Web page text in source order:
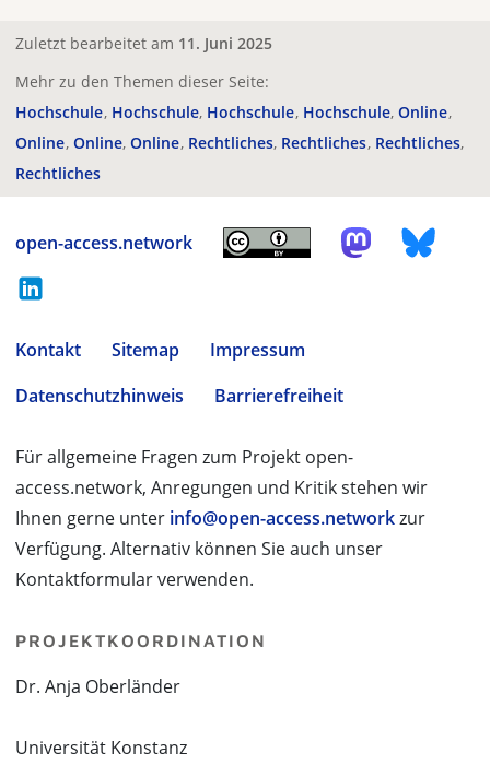
Zuletzt bearbeitet am 11. Juni 2025
Mehr zu den Themen dieser Seite:
Hochschule Hochschule Hochschule Hochschule Online
Online Online Online Rechtliches Rechtliches Rechtliches
Rechtliches
open-access.network
Kontakt Sitemap
Impressum
Datenschutzhinweis
Barrierefreiheit
Für allgemeine Fragen zum Projekt open-
access.network, Anregungen und Kritik stehen wir
Ihnen gerne unter info@open-access.networkzur
Verfügung. Alternativ können Sie auch unser
Kontaktformular verwenden.
PROJEKTKOORDINATION
Dr. Anja Oberländer
Universität Konstanz